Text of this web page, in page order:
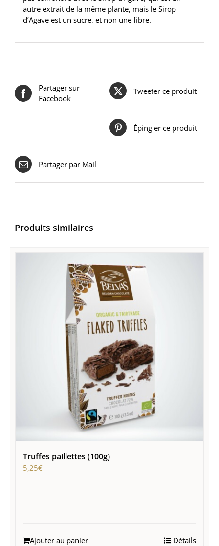
autre extrait de la même plante, mais le Sirop
d’Agave est un sucre, et non une fibre.
Partager sur
Facebook
Tweeter ce produit
Épingler ce produit
Partager par Mail
Produits similaires
Truffes paillettes (100g)
5,25€
Ajouter au panier Détails